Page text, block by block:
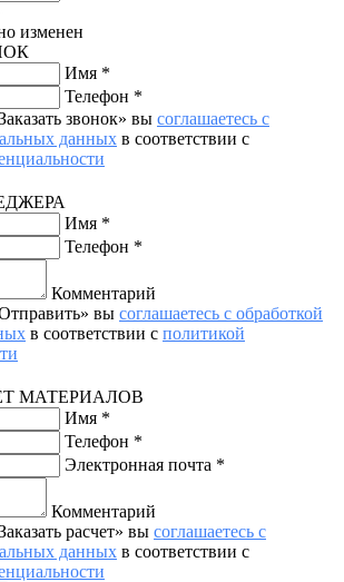
изменен
Имя *
Телефон *
звонок» вы соглашаетесь с
данных в соответствии с
Имя *
Телефон *
Комментарий
вы соглашаетесь с обработкой
в соответствии с политикой
МАТЕРИАЛОВ
Имя *
Телефон *
Электронная почта *
Комментарий
расчет» вы соглашаетесь с
данных в соответствии с